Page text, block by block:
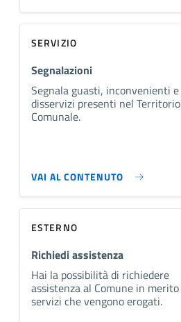
SERVIZIO
Segnalazioni
Segnala guasti, inconvenienti e
disservizi presenti nel Territorio
Comunale.
VAI AL CONTENUTO
ESTERNO
Richiedi assistenza
Hai la possibilità di richiedere
assistenza al Comune in
servizi che vengono erogati.